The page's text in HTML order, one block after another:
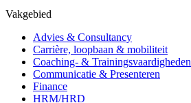
Vakgebied
Advies & Consultancy
Carrière, loopbaan & mobiliteit
Coaching- & Trainingsvaardigheden
Communicatie & Presenteren
Finance
HRM/HRD